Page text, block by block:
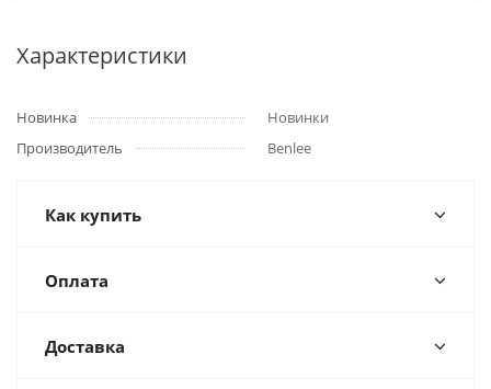
Характеристики
Новинка
Новинки
Производитель
Benlee
Как купить
Оплата
Доставка